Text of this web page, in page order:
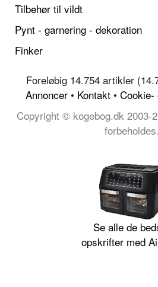
Tilbehør til vildt
Pynt - garnering - dekoration
Finker
Foreløbig 14.754 artikler
Annoncer • Kontakt •
Copyright © kogebog.dk 2003-
forbeholdes.
Se alle de
opskrifter med